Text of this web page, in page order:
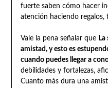
fuerte saben cómo hacer
atención haciendo regalos,
Vale la pena señalar que
amistad, y esto es
cuando puedes llegar a
debilidades y fortalezas,
Cuanto más dura una